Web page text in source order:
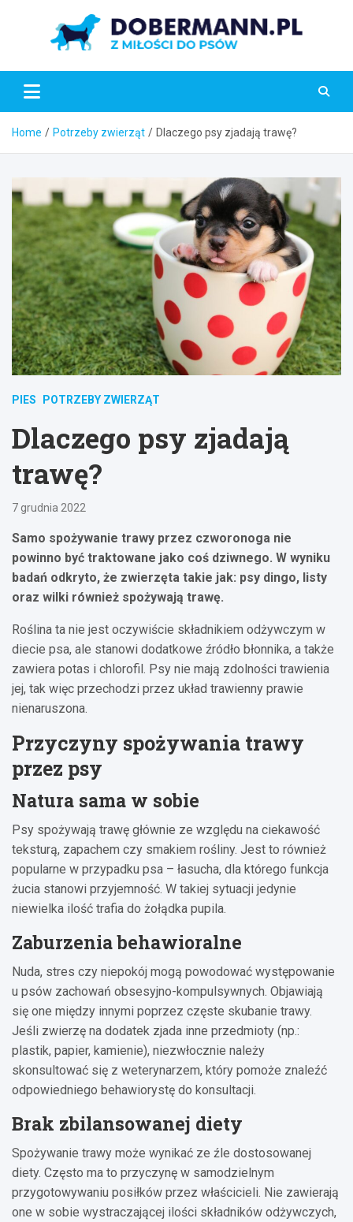
Dobermann.pl
Home Potrzeby zwierząt Dlaczego psy zjadają trawę?
PIES POTRZEBY ZWIERZĄT
Dlaczego psy zjadają
trawę?
7 grudnia 2022
Samo spożywanie trawy przez czworonoga nie
powinno być traktowane jako coś dziwnego. W wyniku
badań odkryto, że zwierzęta takie jak: psy dingo, listy
oraz wilki również spożywają trawę.
Roślina ta nie jest oczywiście składnikiem odżywczym w
diecie psa, ale stanowi dodatkowe źródło błonnika, a także
zawiera potas i chlorofil. Psy nie mają zdolności trawienia
jej, tak więc przechodzi przez układ trawienny prawie
nienaruszona.
Przyczyny spożywania trawy
przez psy
Natura sama w sobie
Psy spożywają trawę głównie ze względu na ciekawość
teksturą, zapachem czy smakiem rośliny. Jest to również
popularne w przypadku psa – łasucha, dla którego funkcja
żucia stanowi przyjemność. W takiej sytuacji jedynie
niewielka ilość trafia do żołądka pupila.
Zaburzenia behawioralne
Nuda, stres czy niepokój mogą powodować występowanie
u psów zachowań obsesyjno-kompulsywnych. Objawiają
się one między innymi poprzez częste skubanie trawy.
Jeśli zwierzę na dodatek zjada inne przedmioty (np.:
plastik, papier, kamienie), niezwłocznie należy
skonsultować się z weterynarzem, który pomoże znaleźć
odpowiedniego behawiorystę do konsultacji.
Brak zbilansowanej diety
Spożywanie trawy może wynikać ze źle dostosowanej
diety. Często ma to przyczynę w samodzielnym
przygotowywaniu posiłków przez właścicieli. Nie zawierają
one w sobie wystraczającej ilości składników odżywczych,